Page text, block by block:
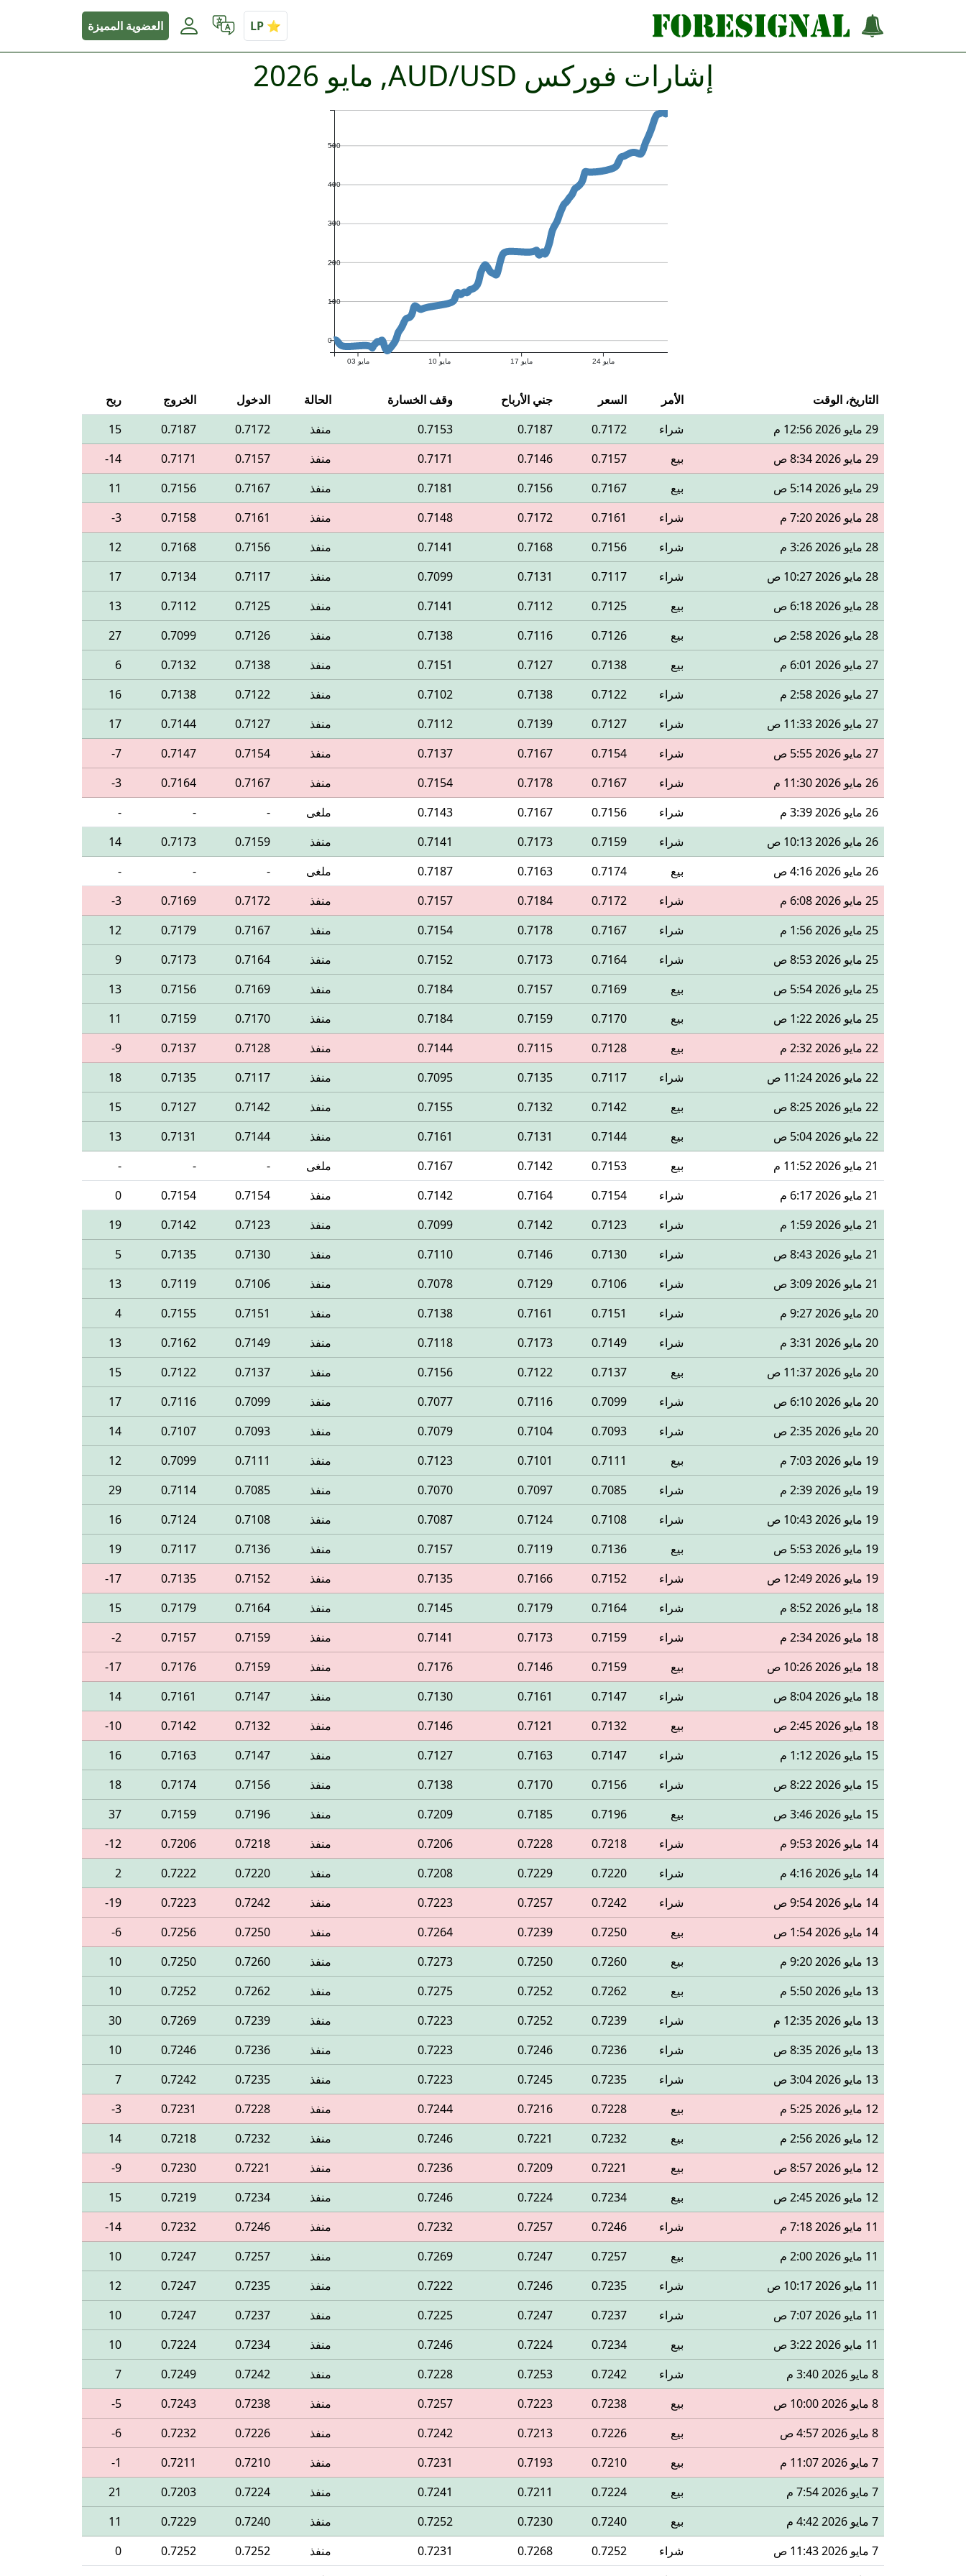
العضوية المميزة
إشارات فوركس AUD/USD, مايو 2026
مايو 03 مايو 10 مايو 17 مايو 24
0
100
200
300
400
500
التاريخ، الوقت الأمر السعر جني الأرباح وقف الخسارة الحالة الدخول الخروج
ربح
29 مايو 2026 12:56 م
شراء 0.7172
0.7187
0.7153 منفذ 0.7172
0.7187
15
29 مايو 2026 8:34 ص
بيع 0.7157
0.7146
0.7171 منفذ 0.7157
0.7171
‎-14
29 مايو 2026 5:14 ص
بيع 0.7167
0.7156
0.7181 منفذ 0.7167
0.7156
11
28 مايو 2026 7:20 م
شراء 0.7161
0.7172
0.7148 منفذ 0.7161
0.7158
‎-3
28 مايو 2026 3:26 م
شراء 0.7156
0.7168
0.7141 منفذ 0.7156
0.7168
12
28 مايو 2026 10:27 ص
شراء 0.7117
0.7131
0.7099 منفذ 0.7117
0.7134
17
28 مايو 2026 6:18 ص
بيع 0.7125
0.7112
0.7141 منفذ 0.7125
0.7112
13
28 مايو 2026 2:58 ص
بيع 0.7126
0.7116
0.7138 منفذ 0.7126
0.7099
27
27 مايو 2026 6:01 م
بيع 0.7138
0.7127
0.7151 منفذ 0.7138
0.7132
6
27 مايو 2026 2:58 م
شراء 0.7122
0.7138
0.7102 منفذ 0.7122
0.7138
16
27 مايو 2026 11:33 ص
شراء 0.7127
0.7139
0.7112 منفذ 0.7127
0.7144
17
27 مايو 2026 5:55 ص
شراء 0.7154
0.7167
0.7137 منفذ 0.7154
0.7147
‎-7
26 مايو 2026 11:30 م
شراء 0.7167
0.7178
0.7154 منفذ 0.7167
0.7164
‎-3
26 مايو 2026 3:39 م
شراء 0.7156
0.7167
0.7143 ملغى -
-
-
26 مايو 2026 10:13 ص
شراء 0.7159
0.7173
0.7141 منفذ 0.7159
0.7173
14
26 مايو 2026 4:16 ص
بيع 0.7174
0.7163
0.7187 ملغى -
-
-
25 مايو 2026 6:08 م
شراء 0.7172
0.7184
0.7157 منفذ 0.7172
0.7169
‎-3
25 مايو 2026 1:56 م
شراء 0.7167
0.7178
0.7154 منفذ 0.7167
0.7179
12
25 مايو 2026 8:53 ص
شراء 0.7164
0.7173
0.7152 منفذ 0.7164
0.7173
9
25 مايو 2026 5:54 ص
بيع 0.7169
0.7157
0.7184 منفذ 0.7169
0.7156
13
25 مايو 2026 1:22 ص
بيع 0.7170
0.7159
0.7184 منفذ 0.7170
0.7159
11
22 مايو 2026 2:32 م
بيع 0.7128
0.7115
0.7144 منفذ 0.7128
0.7137
‎-9
22 مايو 2026 11:24 ص
شراء 0.7117
0.7135
0.7095 منفذ 0.7117
0.7135
18
22 مايو 2026 8:25 ص
بيع 0.7142
0.7132
0.7155 منفذ 0.7142
0.7127
15
22 مايو 2026 5:04 ص
بيع 0.7144
0.7131
0.7161 منفذ 0.7144
0.7131
13
21 مايو 2026 11:52 م
بيع 0.7153
0.7142
0.7167 ملغى -
-
-
21 مايو 2026 6:17 م
شراء 0.7154
0.7164
0.7142 منفذ 0.7154
0.7154
0
21 مايو 2026 1:59 م
شراء 0.7123
0.7142
0.7099 منفذ 0.7123
0.7142
19
21 مايو 2026 8:43 ص
شراء 0.7130
0.7146
0.7110 منفذ 0.7130
0.7135
5
21 مايو 2026 3:09 ص
شراء 0.7106
0.7129
0.7078 منفذ 0.7106
0.7119
13
20 مايو 2026 9:27 م
شراء 0.7151
0.7161
0.7138 منفذ 0.7151
0.7155
4
20 مايو 2026 3:31 م
شراء 0.7149
0.7173
0.7118 منفذ 0.7149
0.7162
13
20 مايو 2026 11:37 ص
بيع 0.7137
0.7122
0.7156 منفذ 0.7137
0.7122
15
20 مايو 2026 6:10 ص
شراء 0.7099
0.7116
0.7077 منفذ 0.7099
0.7116
17
20 مايو 2026 2:35 ص
شراء 0.7093
0.7104
0.7079 منفذ 0.7093
0.7107
14
19 مايو 2026 7:03 م
بيع 0.7111
0.7101
0.7123 منفذ 0.7111
0.7099
12
19 مايو 2026 2:39 م
شراء 0.7085
0.7097
0.7070 منفذ 0.7085
0.7114
29
19 مايو 2026 10:43 ص
شراء 0.7108
0.7124
0.7087 منفذ 0.7108
0.7124
16
19 مايو 2026 5:53 ص
بيع 0.7136
0.7119
0.7157 منفذ 0.7136
0.7117
19
19 مايو 2026 12:49 ص
شراء 0.7152
0.7166
0.7135 منفذ 0.7152
0.7135
‎-17
18 مايو 2026 8:52 م
شراء 0.7164
0.7179
0.7145 منفذ 0.7164
0.7179
15
18 مايو 2026 2:34 م
شراء 0.7159
0.7173
0.7141 منفذ 0.7159
0.7157
‎-2
18 مايو 2026 10:26 ص
بيع 0.7159
0.7146
0.7176 منفذ 0.7159
0.7176
‎-17
18 مايو 2026 8:04 ص
شراء 0.7147
0.7161
0.7130 منفذ 0.7147
0.7161
14
18 مايو 2026 2:45 ص
بيع 0.7132
0.7121
0.7146 منفذ 0.7132
0.7142
‎-10
15 مايو 2026 1:12 م
شراء 0.7147
0.7163
0.7127 منفذ 0.7147
0.7163
16
15 مايو 2026 8:22 ص
شراء 0.7156
0.7170
0.7138 منفذ 0.7156
0.7174
18
15 مايو 2026 3:46 ص
بيع 0.7196
0.7185
0.7209 منفذ 0.7196
0.7159
37
14 مايو 2026 9:53 م
شراء 0.7218
0.7228
0.7206 منفذ 0.7218
0.7206
‎-12
14 مايو 2026 4:16 م
شراء 0.7220
0.7229
0.7208 منفذ 0.7220
0.7222
2
14 مايو 2026 9:54 ص
شراء 0.7242
0.7257
0.7223 منفذ 0.7242
0.7223
‎-19
14 مايو 2026 1:54 ص
بيع 0.7250
0.7239
0.7264 منفذ 0.7250
0.7256
‎-6
13 مايو 2026 9:20 م
بيع 0.7260
0.7250
0.7273 منفذ 0.7260
0.7250
10
13 مايو 2026 5:50 م
بيع 0.7262
0.7252
0.7275 منفذ 0.7262
0.7252
10
13 مايو 2026 12:35 م
شراء 0.7239
0.7252
0.7223 منفذ 0.7239
0.7269
30
13 مايو 2026 8:35 ص
شراء 0.7236
0.7246
0.7223 منفذ 0.7236
0.7246
10
13 مايو 2026 3:04 ص
شراء 0.7235
0.7245
0.7223 منفذ 0.7235
0.7242
7
12 مايو 2026 5:25 م
بيع 0.7228
0.7216
0.7244 منفذ 0.7228
0.7231
‎-3
12 مايو 2026 2:56 م
بيع 0.7232
0.7221
0.7246 منفذ 0.7232
0.7218
14
12 مايو 2026 8:57 ص
بيع 0.7221
0.7209
0.7236 منفذ 0.7221
0.7230
‎-9
12 مايو 2026 2:45 ص
بيع 0.7234
0.7224
0.7246 منفذ 0.7234
0.7219
15
11 مايو 2026 7:18 م
شراء 0.7246
0.7257
0.7232 منفذ 0.7246
0.7232
‎-14
11 مايو 2026 2:00 م
بيع 0.7257
0.7247
0.7269 منفذ 0.7257
0.7247
10
11 مايو 2026 10:17 ص
شراء 0.7235
0.7246
0.7222 منفذ 0.7235
0.7247
12
11 مايو 2026 7:07 ص
شراء 0.7237
0.7247
0.7225 منفذ 0.7237
0.7247
10
11 مايو 2026 3:22 ص
بيع 0.7234
0.7224
0.7246 منفذ 0.7234
0.7224
10
8 مايو 2026 3:40 م
شراء 0.7242
0.7253
0.7228 منفذ 0.7242
0.7249
7
8 مايو 2026 10:00 ص
بيع 0.7238
0.7223
0.7257 منفذ 0.7238
0.7243
‎-5
8 مايو 2026 4:57 ص
بيع 0.7226
0.7213
0.7242 منفذ 0.7226
0.7232
‎-6
7 مايو 2026 11:07 م
بيع 0.7210
0.7193
0.7231 منفذ 0.7210
0.7211
‎-1
7 مايو 2026 7:54 م
بيع 0.7224
0.7211
0.7241 منفذ 0.7224
0.7203
21
7 مايو 2026 4:42 م
بيع 0.7240
0.7230
0.7252 منفذ 0.7240
0.7229
11
7 مايو 2026 11:43 ص
شراء 0.7252
0.7268
0.7231 منفذ 0.7252
0.7252
0